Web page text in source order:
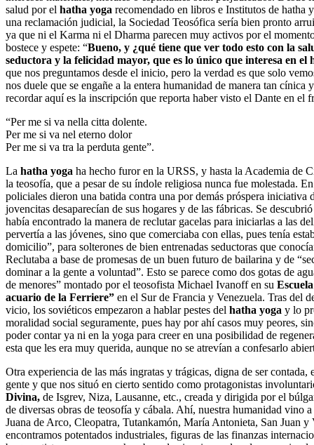
salud por el hatha yoga recomendado en libros e Institutos de hatha
una reclamación judicial, la Sociedad Teosófica sería bien pronto
ya que ni el Karma ni el Dharma parecen muy activos por el
bostece y espete: “Bueno, y ¿qué tiene que ver todo esto con la
seductora y la felicidad mayor, que es lo único que interesa en el
que nos preguntamos desde el inicio, pero la verdad es que solo
nos duele que se engañe a la entera humanidad de manera tan
recordar aquí es la inscripción que reporta haber visto el Dante en el
“Per me si va nella citta dolente.
Per me si va nel eterno dolor
Per me si va tra la perduta gente”.
La hatha yoga ha hecho furor en la URSS, y hasta la Academia de
la teosofía, que a pesar de su índole religiosa nunca fue molestada.
policiales dieron una batida contra una por demás próspera iniciativa
jovencitas desaparecían de sus hogares y de las fábricas. Se
había encontrado la manera de reclutar gacelas para iniciarlas a las
pervertía a las jóvenes, sino que comerciaba con ellas, pues tenía
domicilio”, para solterones de bien entrenadas seductoras que
Reclutaba a base de promesas de un buen futuro de bailarina y de
dominar a la gente a voluntad”. Esto se parece como dos gotas de
de menores” montado por el teosofista Michael Ivanoff en su
acuario de la Ferriere” en el Sur de Francia y Venezuela. Tras del
vicio, los soviéticos empezaron a hablar pestes del hatha yoga y lo
moralidad social seguramente, pues hay por ahí casos muy peores,
poder contar ya ni en la yoga para creer en una posibilidad de
esta que les era muy querida, aunque no se atrevían a confesarlo
Otra experiencia de las más ingratas y trágicas, digna de ser contada,
gente y que nos situó en cierto sentido como protagonistas
Divina, de Isgrev, Niza, Lausanne, etc., creada y dirigida por el
de diversas obras de teosofía y cábala. Ahí, nuestra humanidad vino
Juana de Arco, Cleopatra, Tutankamón, María Antonieta, San Juan y
encontramos potentados industriales, figuras de las finanzas